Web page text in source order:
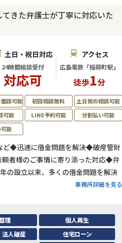
きた弁護士が丁寧に対応いた
土日・祝日対応
24時間相談受付
対応可
アクセス
広島電鉄「稲荷町駅」
徒歩1分
ど◆迅速に借金問題を解決◆破産管財
者様のご事情に寄り添った対応◆弁
の設立以来、多くの借金問題を解決
事務所詳細を見る
談可能 初回相談無料
土日祝の相談可能
可能 LINE予約可能
分割払い可能
能
理
個人再生
法人破産
住宅ローン